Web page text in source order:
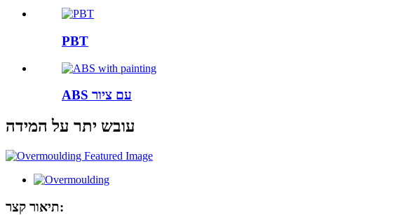
PBT
ABS עם ציור
עובש יתר על המידה
תיאור קצר: